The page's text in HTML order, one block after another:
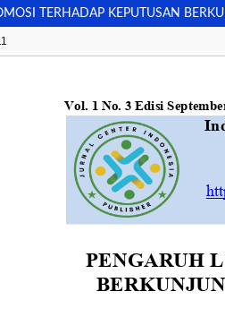
TERHADAP KEPUTUSAN